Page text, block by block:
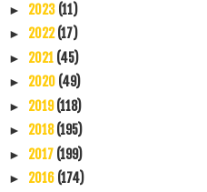
► 2023 (11)
► 2022(17)
► 2021 (45)
► 2020 (49)
► 2019(118)
► 2018(195)
► 2017 (199)
► 2016 (174)